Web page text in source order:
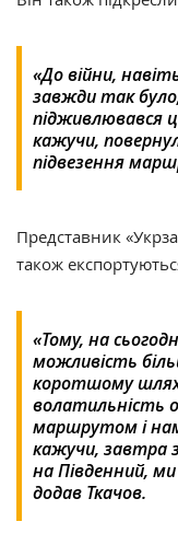
«До війни,
завжди так
підживлювався
кажучи,
підвезення
Представник
також
«Тому, на
можливість
коротшому
волатильність
маршрутом і
кажучи, завтра
на Південний,
додав Ткачов.​